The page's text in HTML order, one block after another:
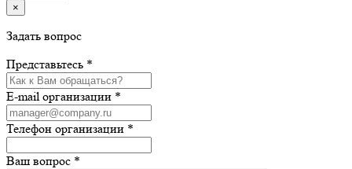
×
Задать вопрос
Представьтесь *
E-mail организации *
Телефон организации *
Ваш вопрос *